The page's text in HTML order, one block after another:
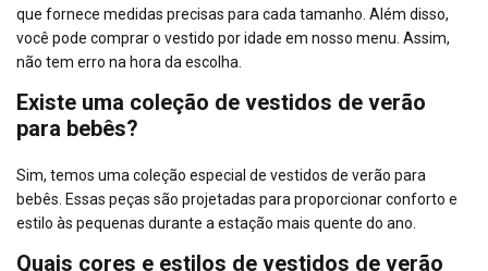
que fornece medidas precisas para cada tamanho. Além disso,
você pode comprar o vestido por idade em nosso menu. Assim,
não tem erro na hora da escolha.
Existe uma coleção de vestidos de verão
para bebês?
Sim, temos uma coleção especial de vestidos de verão para
bebês. Essas peças são projetadas para proporcionar conforto e
estilo às pequenas durante a estação mais quente do ano.
Quais cores e estilos de vestidos de verão